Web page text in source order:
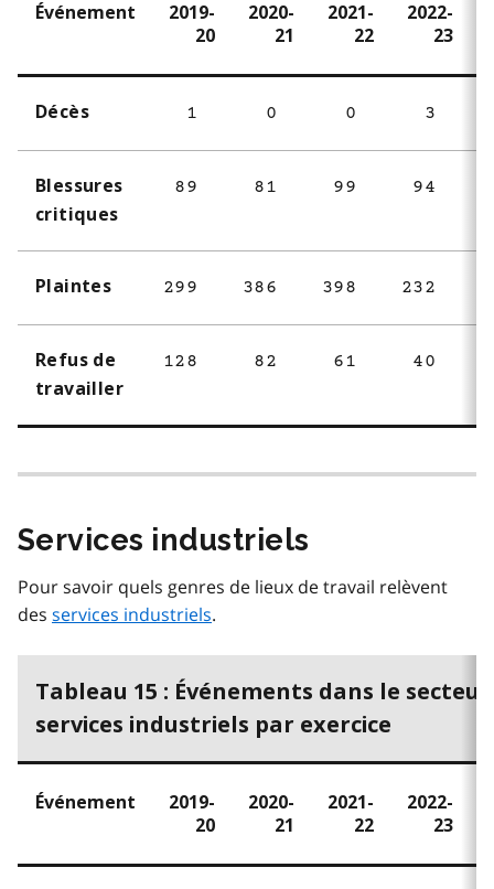
Événement
2019-
20
2020-
21
2021-
22
2022-
23
Décès 1 0 0 3
Blessures
critiques
89 81 99 94
Plaintes 299 386 398 232
Refus de
travailler
128 82 61 40
Services industriels
Pour savoir quels genres de lieux de travail relèvent
des services industriels.
Tableau 15 : Événements dans le secteur
services industriels par exercice
Événement
2019-
20
2020-
21
2021-
22
2022-
23